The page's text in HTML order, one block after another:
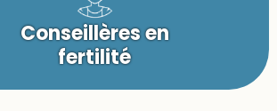
Conseillères en
fertilité